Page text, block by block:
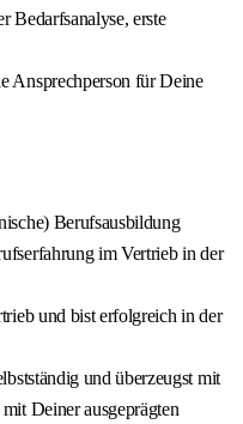
Bedarfsanalyse, erste
Ansprechperson für Deine
Berufsausbildung
im Vertrieb in der
und bist erfolgreich in der
und überzeugst mit
Deiner ausgeprägten